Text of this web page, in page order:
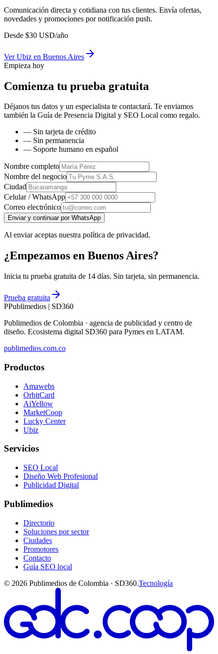
Comunicación directa y cotidiana con tus clientes. Envía ofertas,
novedades y promociones por notificación push.
Desde $30 USD/año
VerUbiz en Buenos Aires
Empieza hoy
Comienza tu prueba gratuita
Déjanos tus datos y un especialista te contactará. Te enviamos
también la Guía de Presencia Digital y SEO Local como regalo.
— Sin tarjeta de crédito
— Sin permanencia
— Soporte humano en español
Nombre completo
Nombre del negocio
Ciudad
Celular / WhatsApp
Correo electrónico
Enviar y continuar por WhatsApp
Al enviar aceptas nuestra política de privacidad.
¿Empezamos en Buenos Aires?
Inicia tu prueba gratuita de 14 días. Sin tarjeta, sin permanencia.
Prueba gratuita
PPublimedios | SD360
Publimedios de Colombia · agencia de publicidad y centro de
diseño. Ecosistema digital SD360 para Pymes en LATAM.
publimedios.com.co
Productos
Amawebs
OrbitCard
AiYellow
MarketCoop
Lucky Center
Ubiz
Servicios
SEO Local
Diseño Web Profesional
Publicidad Digital
Publimedios
Directorio
Soluciones por sector
Ciudades
Promotores
Contacto
Guía SEO local
© 2026 Publimedios de Colombia · SD360.Tecnología